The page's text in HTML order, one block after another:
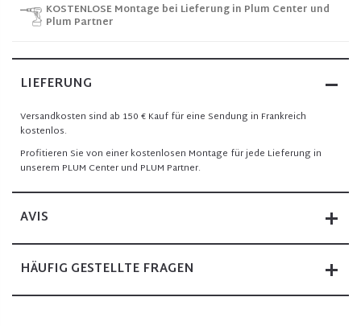
KOSTENLOSE Montage bei Lieferung in Plum Center und
Plum Partner
LIEFERUNG
Versandkosten sind ab 150 € Kauf für eine Sendung in Frankreich
kostenlos.
Profitieren Sie von einer kostenlosen Montage für jede Lieferung in
unserem PLUM Center und PLUM Partner.
AVIS
HÄUFIG GESTELLTE FRAGEN